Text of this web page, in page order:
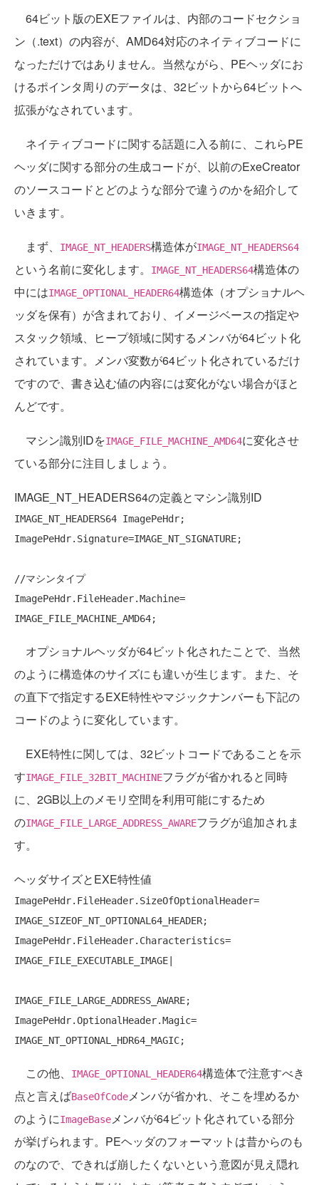
64ビット版のEXEファイルは、内部のコードセクショ
ン（.text）の内容が、AMD64対応のネイティブコードに
なっただけではありません。当然ながら、PEヘッダにお
けるポインタ周りのデータは、32ビットから64ビットへ
拡張がなされています。
ネイティブコードに関する話題に入る前に、これらPE
ヘッダに関する部分の生成コードが、以前のExeCreator
のソースコードとどのような部分で違うのかを紹介して
いきます。
まず、 IMAGE_NT_HEADERS構造体がIMAGE_NT_HEADERS64
という名前に変化します。 IMAGE_NT_HEADERS64構造体の
中にはIMAGE_OPTIONAL_HEADER64構造体（オプショナルヘ
ッダを保有）が含まれており、イメージベースの指定や
スタック領域、ヒープ領域に関するメンバが64ビット化
されています。メンバ変数が64ビット化されているだけ
ですので、書き込む値の内容には変化がない場合がほと
んどです。
マシン識別IDをIMAGE_FILE_MACHINE_AMD64に変化させ
ている部分に注目しましょう。
IMAGE_NT_HEADERS64の定義とマシン識別ID
IMAGE_NT_HEADERS64 ImagePeHdr;
ImagePeHdr.Signature=IMAGE_NT_SIGNATURE;
//マシンタイプ
ImagePeHdr.FileHeader.Machine=
オプショナルヘッダが64ビット化されたことで、当然
のように構造体のサイズにも違いが生じます。また、そ
の直下で指定するEXE特性やマジックナンバーも下記の
コードのように変化しています。
EXE特性に関しては、32ビットコードであることを示
すIMAGE_FILE_32BIT_MACHINEフラグが省かれると同時
に、2GB以上のメモリ空間を利用可能にするため
のIMAGE_FILE_LARGE_ADDRESS_AWAREフラグが追加されま
す。
ヘッダサイズとEXE特性値
ImagePeHdr.FileHeader.SizeOfOptionalHeader=
IMAGE_SIZEOF_NT_OPTIONAL64_HEADER;
ImagePeHdr.FileHeader.Characteristics=
IMAGE_FILE_EXECUTABLE_IMAGE|
IMAGE_FILE_LARGE_ADDRESS_AWARE;
ImagePeHdr.OptionalHeader.Magic=
この他、 IMAGE_OPTIONAL_HEADER64構造体で注意すべき
点と言えばBaseOfCodeメンバが省かれ、そこを埋めるか
のようにImageBaseメンバが64ビット化されている部分
が挙げられます。PEヘッダのフォーマットは昔からのも
のなので、できれば崩したくないという意図が見え隠れ